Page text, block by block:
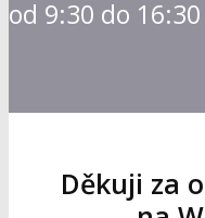
od 9:30 do
Děkuji za